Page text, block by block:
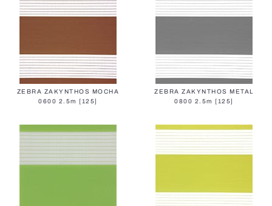
ZEBRA ZAKYNTHOS MOCHA
0600 2.5m [125]
ZEBRA ZAKYNTHOS METAL
0800 2.5m [125]